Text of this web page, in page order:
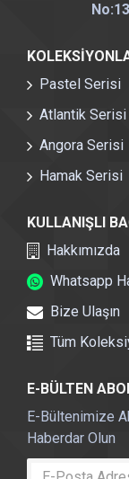
Pastel Serisi
Atlantik Serisi
Angora Serisi
Hamak Serisi
KULLANIŞLI
Hakkımızda
Whatsapp
Bize Ulaşın
Tüm
E-BÜLTEN
E-Bültenimize
Haberdar Olun